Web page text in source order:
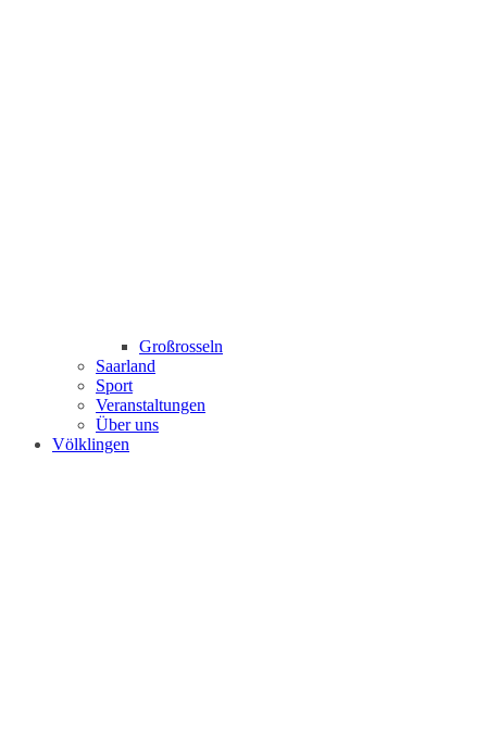
Großrosseln
Saarland
Sport
Veranstaltungen
Über uns
Völklingen